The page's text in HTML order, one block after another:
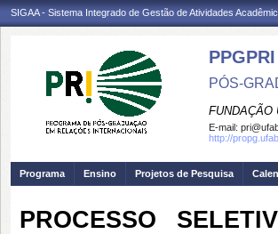
SIGAA - Sistema Integrado de Gestão de Atividades
PPGPRI
PÓS-
FUNDAÇÃO
E-mail:
http://
Programa Ensino Projetos de Pesquisa
PROCESSO